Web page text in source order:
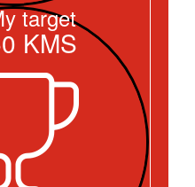
target
KMS